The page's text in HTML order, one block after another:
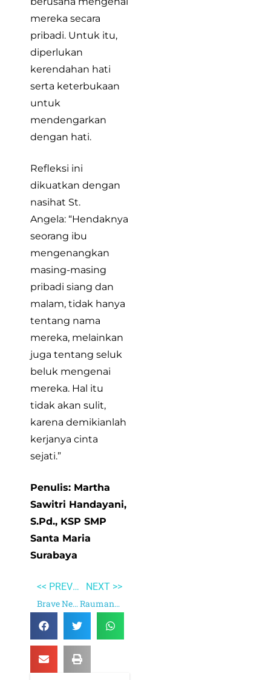
mereka secara
pribadi. Untuk itu,
diperlukan
kerendahan hati
serta keterbukaan
untuk
mendengarkan
dengan hati.
Refleksi ini
dikuatkan dengan
nasihat St.
Angela: “Hendaknya
seorang ibu
mengenangkan
masing-masing
pribadi siang dan
malam, tidak hanya
tentang nama
mereka, melainkan
juga tentang seluk
beluk mengenai
mereka. Hal itu
tidak akan sulit,
karena demikianlah
kerjanya cinta
sejati.”
Penulis: Martha
Sawitri Handayani,
S.Pd., KSP SMP
Santa Maria
Surabaya
<< PREVIOUS
Brave New World
NEXT >>
Raumanen